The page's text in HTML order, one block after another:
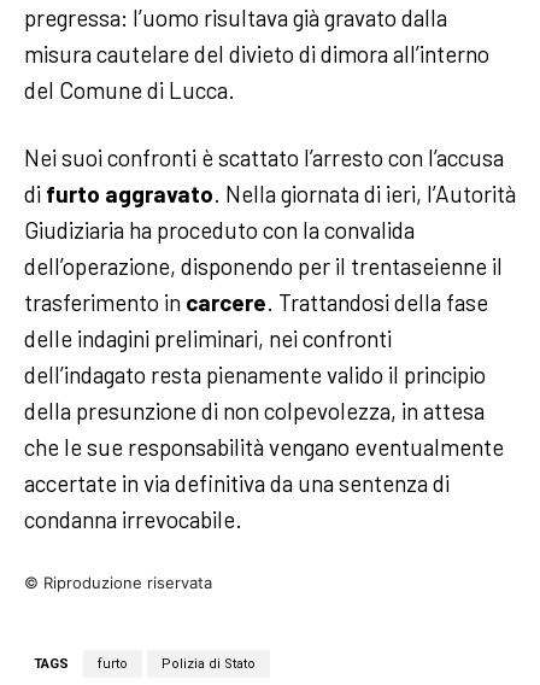
pregressa: l’uomo risultava già gravato dalla
misura cautelare del divieto di dimora all’interno
del Comune di Lucca.
Nei suoi confronti è scattato l’arresto con l’accusa
di furto aggravato. Nella giornata di ieri, l’Autorità
Giudiziaria ha proceduto con la convalida
dell’operazione, disponendo per il trentaseienne il
trasferimento in carcere. Trattandosi della fase
delle indagini preliminari, nei confronti
dell’indagato resta pienamente valido il principio
della presunzione di non colpevolezza, in attesa
che le sue responsabilità vengano eventualmente
accertate in via definitiva da una sentenza di
condanna irrevocabile.
© Riproduzione riservata
TAGS furto Polizia di Stato